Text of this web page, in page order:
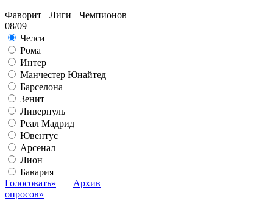
Фаворит Лиги Чемпионов
08/09
Челси
Рома
Интер
Манчестер Юнайтед
Барселона
Зенит
Ливерпуль
Реал Мадрид
Ювентус
Арсенал
Лион
Бавария
Голосовать»
Архив
опросов»